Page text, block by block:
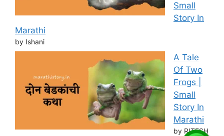
Small
Story In
Marathi
by Ishani
A Tale
Of Two
Frogs |
Small
Story In
Marathi
by RITESH